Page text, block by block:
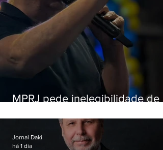
MPRJ pede inelegibilidade de
Jornal Daki
há 1 dia